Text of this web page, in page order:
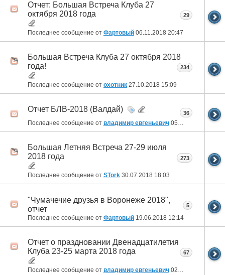
Отчет: Большая Встреча Клуба 27
октября 2018 года
Последнее сообщение от Фартовый 06.11.2018 20:47
29
Большая Встреча Клуба 27 октября 2018
года!
Последнее сообщение от охотник 27.10.2018 15:09
234
Отчет БЛВ-2018 (Валдай)
Последнее сообщение от владимир евгеньевич 05.08.2018 11:15
36
Большая Летняя Встреча 27-29 июля
2018 года
Последнее сообщение от STork 30.07.2018 18:03
273
"Чумачечие друзья в Воронеже 2018",
отчет
Последнее сообщение от Фартовый 19.06.2018 12:14
5
Отчет о праздновании Двенадцатилетия
Клуба 23-25 марта 2018 года
Последнее сообщение от владимир евгеньевич 02.04.2018
67